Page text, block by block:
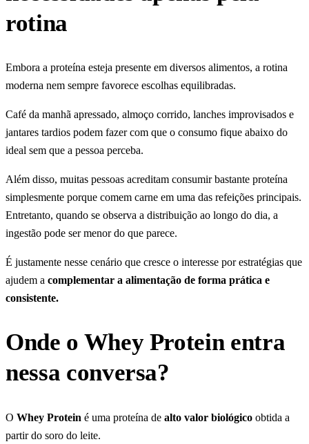
rotina
Embora a proteína esteja presente em diversos alimentos, a rotina
moderna nem sempre favorece escolhas equilibradas.
Café da manhã apressado, almoço corrido, lanches improvisados e
jantares tardios podem fazer com que o consumo fique abaixo do
ideal sem que a pessoa perceba.
Além disso, muitas pessoas acreditam consumir bastante proteína
simplesmente porque comem carne em uma das refeições principais.
Entretanto, quando se observa a distribuição ao longo do dia, a
ingestão pode ser menor do que parece.
É justamente nesse cenário que cresce o interesse por estratégias que
ajudem a complementar a alimentação de forma prática e
consistente.
Onde o Whey Protein entra
nessa conversa?
O Whey Protein é uma proteína de alto valor biológico obtida a
partir do soro do leite.